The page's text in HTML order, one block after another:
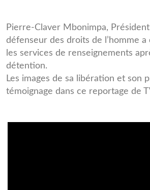
PC.png
Pierre-Claver Mbonimpa,
défenseur des droits de l’homme
les services de renseignements
détention.
Les images de sa libération et son
témoignage dans ce reportage de